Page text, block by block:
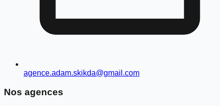
agence.adam.skikda@gmail.com
Nos agences